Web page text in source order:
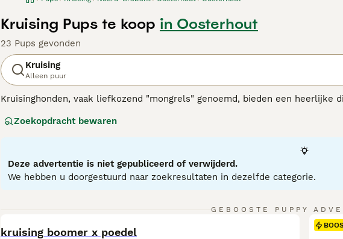
Kruising Pups te koop in Oosterhout
23 Pups gevonden
Kruising
Alleen puur
Kruisinghonden, vaak liefkozend "mongrels" genoemd, bieden een heerlijke
vertonen, waaronder variërende maten, persoonlijkheden en vachten.
kruisinghonden zich aanpassen aan veranderingen in de levensstijl en zijn
vaak veerkrachtige gezondheid, dankzij genetische diversiteit, is een
Intelligentie en temperament kunnen sterk variëren, wat unieke
Zoekopdracht bewaren
Deze advertentie is niet gepubliceerd of verwijderd.
We hebben u doorgestuurd naar zoekresultaten in dezelfde categorie.
GEBOOSTE PUPPY
kruising boomer x poedel